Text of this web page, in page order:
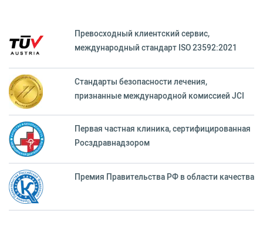
Превосходный клиентский сервиc,
международный стандарт ISO 23592:2021
Стандарты безопасности лечения,
признанные международной комиссией JCI
Первая частная клиника, сертифицированная
Росздравнадзором
Премия Правительства РФ в области качества